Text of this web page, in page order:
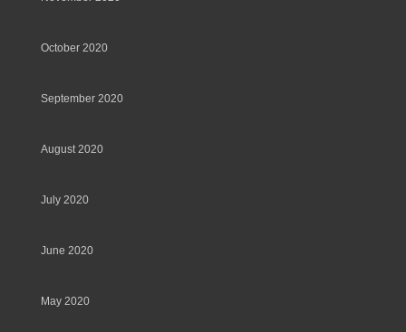
October 2020
September 2020
August 2020
July 2020
June 2020
May 2020